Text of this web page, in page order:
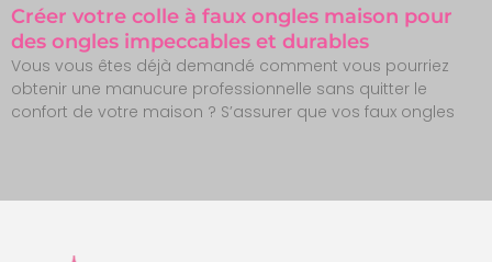
Créer votre colle à faux ongles maison pour
des ongles impeccables et durables
Vous vous êtes déjà demandé comment vous pourriez
obtenir une manucure professionnelle sans quitter le
confort de votre maison ? S’assurer que vos faux ongles